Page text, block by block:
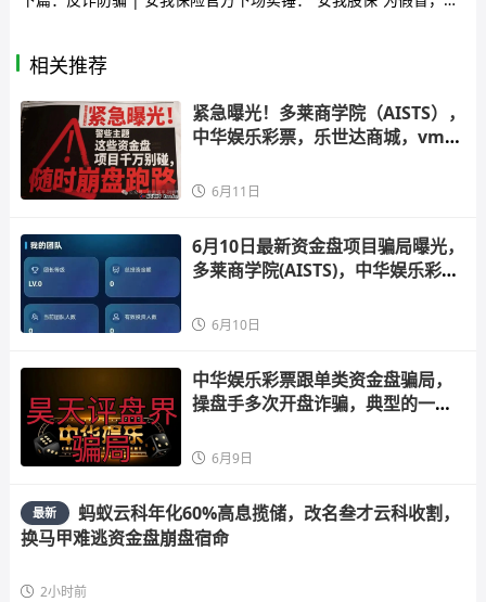
相关推荐
紧急曝光！多莱商学院（AISTS），
中华娱乐彩票，乐世达商城，vms
6月11日
6月10日最新资金盘项目骗局曝光，
多莱商学院(AISTS)，中华娱乐彩
6月10日
中华娱乐彩票跟单类资金盘骗局，
操盘手多次开盘诈骗，典型的一轮
6月9日
最新
蚂蚁云科年化60%高息揽储，改名叁才云科收割，
换马甲难逃资金盘崩盘宿命
2小时前